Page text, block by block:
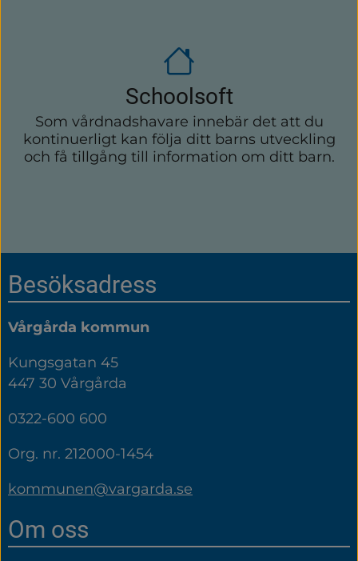
Schoolsoft
Som vårdnadshavare innebär det att du
kontinuerligt kan följa ditt barns utveckling
och få tillgång till information om ditt barn.
Sidfot
Besöksadress
Vårgårda kommun
Kungsgatan 45
447 30 Vårgårda
0322-600 600
Org. nr. 212000-1454
kommunen@vargarda.se
Om oss